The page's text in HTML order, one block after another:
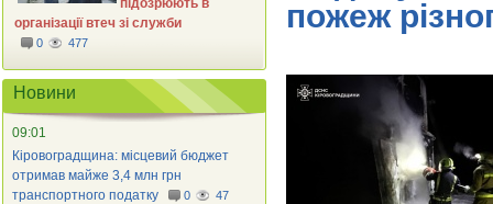
пожеж
підозрюють в
організації втеч зі служби
0 477
Новини
09:01
Кіровоградщина: місцевий бюджет
отримав майже 3,4 млн грн
транспортного податку
0 47